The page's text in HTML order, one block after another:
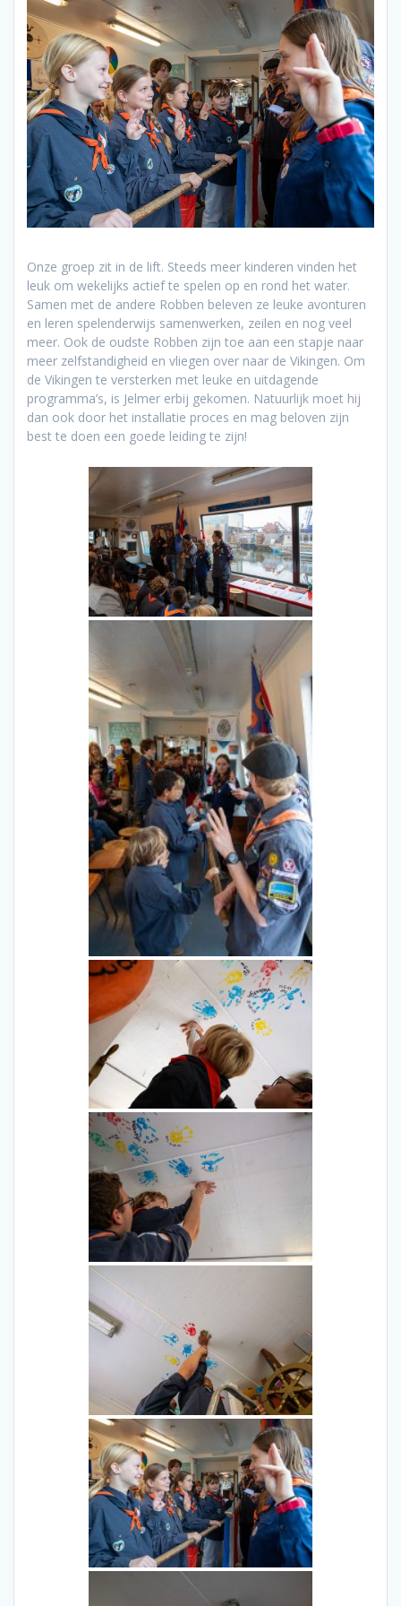
Onze groep zit in de lift. Steeds meer kinderen vinden het
leuk om wekelijks actief te spelen op en rond het water.
Samen met de andere Robben beleven ze leuke avonturen
en leren spelenderwijs samenwerken, zeilen en nog veel
meer. Ook de oudste Robben zijn toe aan een stapje naar
meer zelfstandigheid en vliegen over naar de Vikingen. Om
de Vikingen te versterken met leuke en uitdagende
programma’s, is Jelmer erbij gekomen. Natuurlijk moet hij
dan ook door het installatie proces en mag beloven zijn
best te doen een goede leiding te zijn!